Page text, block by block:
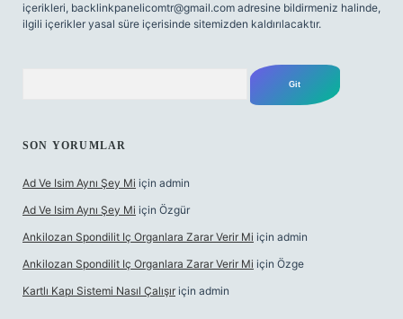
içerikleri, backlinkpanelicomtr@gmail.com adresine bildirmeniz halinde,
ilgili içerikler yasal süre içerisinde sitemizden kaldırılacaktır.
SON YORUMLAR
Ad Ve Isim Aynı Şey Mi için admin
Ad Ve Isim Aynı Şey Mi için Özgür
Ankilozan Spondilit Iç Organlara Zarar Verir Mi için admin
Ankilozan Spondilit Iç Organlara Zarar Verir Mi için Özge
Kartlı Kapı Sistemi Nasıl Çalışır için admin